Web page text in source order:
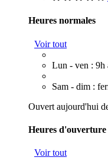
Heures normales
Voir tout
Lun - ven : 9h
Sam - dim :
Ouvert aujourd'hui
Heures d'ouverture
Voir tout